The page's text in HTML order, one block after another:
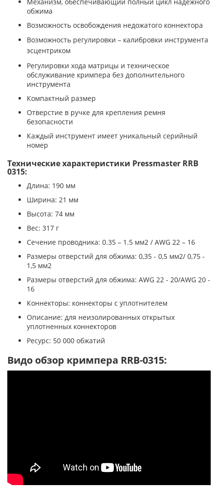
обжима
Возможность освобождения недожатого коннектора
Возможность регулировки – калибровки инструмента
эсцентриком
Регулировки хода матрицы и техническое
обслуживание кримпера без дополнительного
инструмента
Компактный размер
Отверстие в ручке для крепления ремня
безопасности
Каждый инструмент имеет уникальный серийный
номер
Технические характеристики Pressmaster RRB
0315:
Длина: 190 мм
Ширина: 21 мм
Высота: 74 мм
Вес: 317 г
Сечение проводника: 0.35 – 1.5 мм2 / AWG 22 – 16
Размеры отверстий для обжима: 0,35 - 0,5 мм2/ 0,75 -
1,5 мм2
Размеры отверстий для обжима: AWG 22 - 20/AWG 20 -
16
Коннекторы: коннекторы с уплотнителем
Описание: для неизолированных открытых
уплотненных коннекторов
Ресурс: 50 000 обжатий
Видо обзор кримпера RRB-0315: